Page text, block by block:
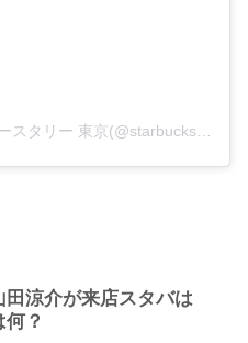
田涼介が来店スタバは
？